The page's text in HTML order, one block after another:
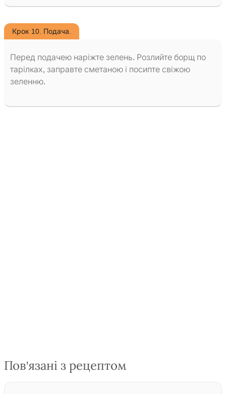
Крок 10. Подача.
Перед подачею наріжте зелень. Розлийте борщ по
тарілках, заправте сметаною і посипте свіжою
зеленню.
Пов'язані з рецептом